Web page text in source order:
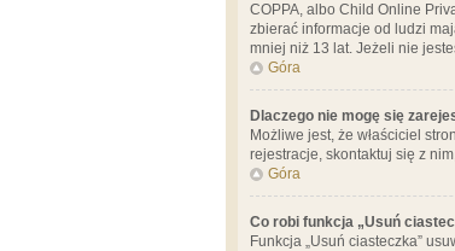
COPPA, albo Child Online
zbierać informacje od ludzi
mniej niż 13 lat. Jeżeli nie
Góra
Dlaczego nie mogę się
Możliwe jest, że właściciel
rejestracje, skontaktuj się z
Góra
Co robi funkcja „Usuń
Funkcja „Usuń ciasteczka”